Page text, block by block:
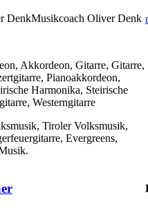
Musikcoach Oliver Denk
Akkordeon, Gitarre, Gitarre,
Pianoakkordeon,
Harmonika, Steirische
Westerngitarre
Tiroler Volksmusik,
Evergreens,